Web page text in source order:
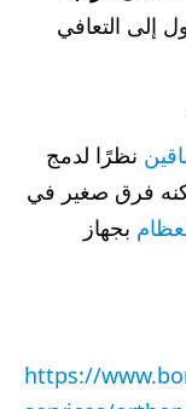
إلى التعافي
نظرًا لدمج
فرق صغير في
بجهاز
https://